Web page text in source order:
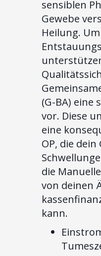
sensiblen
Gewebe
Heilung.
(G-BA)
vor. Diese
eine
OP, die
die
von deinen
kann.